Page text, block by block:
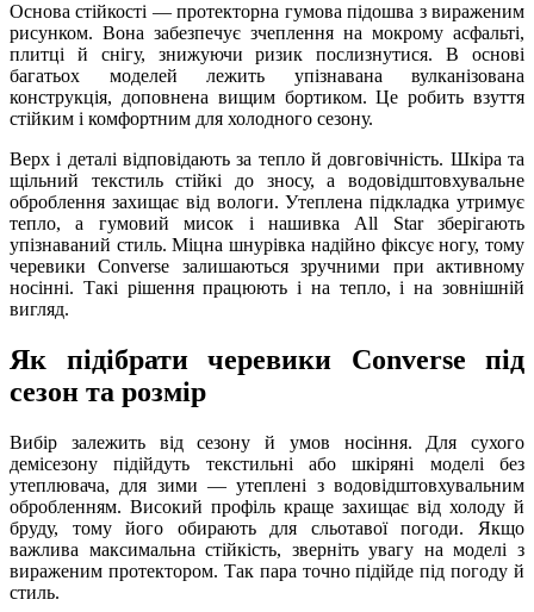
Основа стійкості — протекторна гумова підошва з вираженим
рисунком. Вона забезпечує зчеплення на мокрому асфальті,
плитці й снігу, знижуючи ризик послизнутися. В основі
багатьох моделей лежить упізнавана вулканізована
конструкція, доповнена вищим бортиком. Це робить взуття
стійким і комфортним для холодного сезону.
Верх і деталі відповідають за тепло й довговічність. Шкіра та
щільний текстиль стійкі до зносу, а водовідштовхувальне
оброблення захищає від вологи. Утеплена підкладка утримує
тепло, а гумовий мисок і нашивка All Star зберігають
упізнаваний стиль. Міцна шнурівка надійно фіксує ногу, тому
черевики Converse залишаються зручними при активному
носінні. Такі рішення працюють і на тепло, і на зовнішній
вигляд.
Як підібрати черевики Converse під
сезон та розмір
Вибір залежить від сезону й умов носіння. Для сухого
демісезону підійдуть текстильні або шкіряні моделі без
утеплювача, для зими — утеплені з водовідштовхувальним
обробленням. Високий профіль краще захищає від холоду й
бруду, тому його обирають для сльотавої погоди. Якщо
важлива максимальна стійкість, зверніть увагу на моделі з
вираженим протектором. Так пара точно підійде під погоду й
стиль.